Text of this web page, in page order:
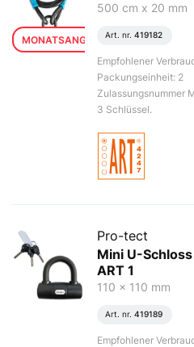
MONATSANGEBOT
500 cm x 20 mm
Art. nr. 419182
Empfohlener
Packungseinheit: 2
Zulassungsnummer
3 Schlüssel.
Pro-tect
Mini U-
ART 1
110 x 110 mm
Art. nr. 419189
Empfohlener